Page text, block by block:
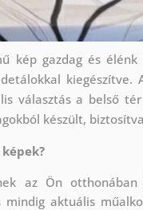
kép gazdag és
kiegészítve.
választás a belső
készült,
az Ön
aktuális